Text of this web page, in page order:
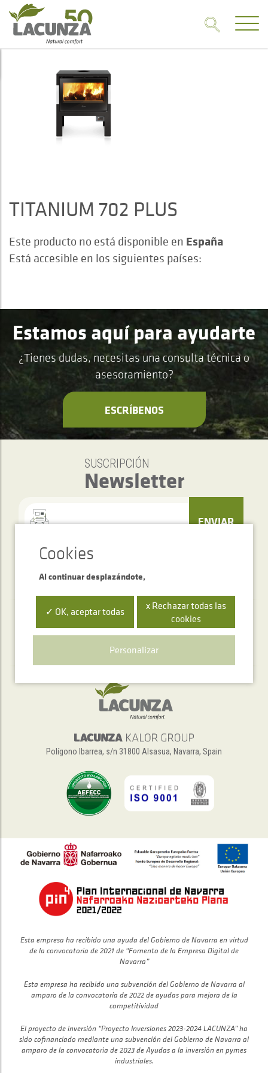
TITANIUM 702 PLUS
Este producto no está disponible en España
Está accesible en los siguientes países:
Estamos aquí para ayudarte
¿Tienes dudas, necesitas una consulta técnica o
asesoramiento?
ESCRÍBENOS
SUSCRIPCIÓN
Newsletter
ENVIAR
Servicio de atención telefónica
+34 948 563 511
Polígono Ibarrea, s/n 31800 Alsasua, Navarra, Spain
Esta empresa ha recibido una ayuda del Gobierno de Navarra en virtud
de la convocatoria de 2021 de “Fomento de la Empresa Digital de
Navarra”
Esta empresa ha recibido una subvención del Gobierno de Navarra al
amparo de la convocatoria de 2022 de ayudas para mejora de la
competitividad
El proyecto de inversión “Proyecto Inversiones 2023-2024 LACUNZA” ha
sido cofinanciado mediante una subvención del Gobierno de Navarra al
amparo de la convocatoria de 2023 de Ayudas a la inversión en pymes
industriales.
Al continuar desplazándote,
✓ OK, aceptar todas
x Rechazar todas las
cookies
Personalizar